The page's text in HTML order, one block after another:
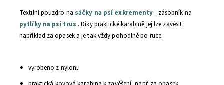
Textilní pouzdro na sáčky na psí exkrementy- zásobník na
pytlíky na psí trus . Díky praktické karabině jej lze zavěsit
například za opasek a je tak vždy pohodlně po ruce.
vyrobeno z nylonu